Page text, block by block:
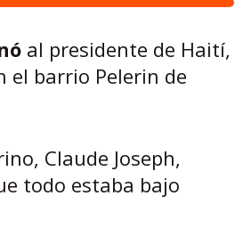
al presidente de Haití,
el barrio Pelerin de
Claude Joseph,
todo estaba bajo